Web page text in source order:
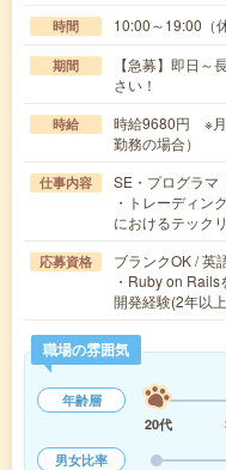
時間 10:00～19:00（
期間
【急募】即日
さい！
時給
時給9680円 ※月
勤務の場合）
仕事内容
SE・プログラマ
・トレーディン
におけるテック
応募資格
ブランクOK / 英
・Ruby on
開発経験(2年以
職場の雰囲気
年齢層
20代
男女比率